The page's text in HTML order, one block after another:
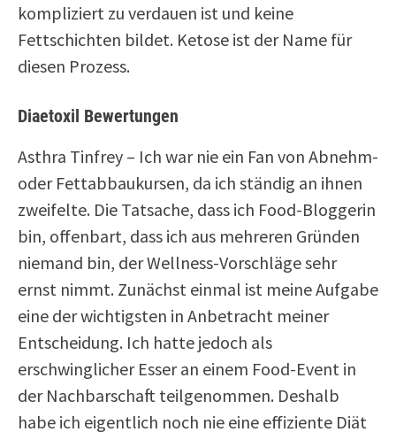
kompliziert zu verdauen ist und keine
Fettschichten bildet. Ketose ist der Name für
diesen Prozess.
Diaetoxil Bewertungen
Asthra Tinfrey – Ich war nie ein Fan von Abnehm-
oder Fettabbaukursen, da ich ständig an ihnen
zweifelte. Die Tatsache, dass ich Food-Bloggerin
bin, offenbart, dass ich aus mehreren Gründen
niemand bin, der Wellness-Vorschläge sehr
ernst nimmt. Zunächst einmal ist meine Aufgabe
eine der wichtigsten in Anbetracht meiner
Entscheidung. Ich hatte jedoch als
erschwinglicher Esser an einem Food-Event in
der Nachbarschaft teilgenommen. Deshalb
habe ich eigentlich noch nie eine effiziente Diät